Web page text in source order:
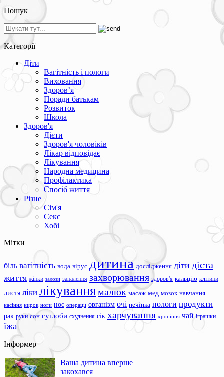
Пошук
Категорії
Діти
Вагітність і пологи
Виховання
Здоров’я
Поради батькам
Розвиток
Школа
Здоров'я
Дієти
Здоров'я чоловіків
Лікар відповідає
Лікування
Народна медицина
Профілактика
Спосіб життя
Різне
Сім'я
Секс
Хобі
Мітки
біль вагітність вода вірус дитина дослідження діти дієта
життя жінки залози запалення захворювання здоров'я кальцію клітини
листя ліки лікуваннямалюк масаж мед мозок навчання
насіння нирок ноги нос операції організм очі печінка пологи продукти
рак руки сон суглоби схуднення сік харчування хропіння чай іграшки
їжа
Інформер
Ваша дитина вперше
закохався